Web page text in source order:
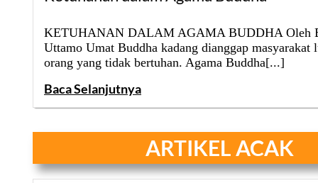
KETUHANAN DALAM AGAMA BUDDHA Oleh
Uttamo Umat Buddha kadang dianggap masyarakat
orang yang tidak bertuhan. Agama Buddha[...]
Baca Selanjutnya
A RTIKEL ACAK